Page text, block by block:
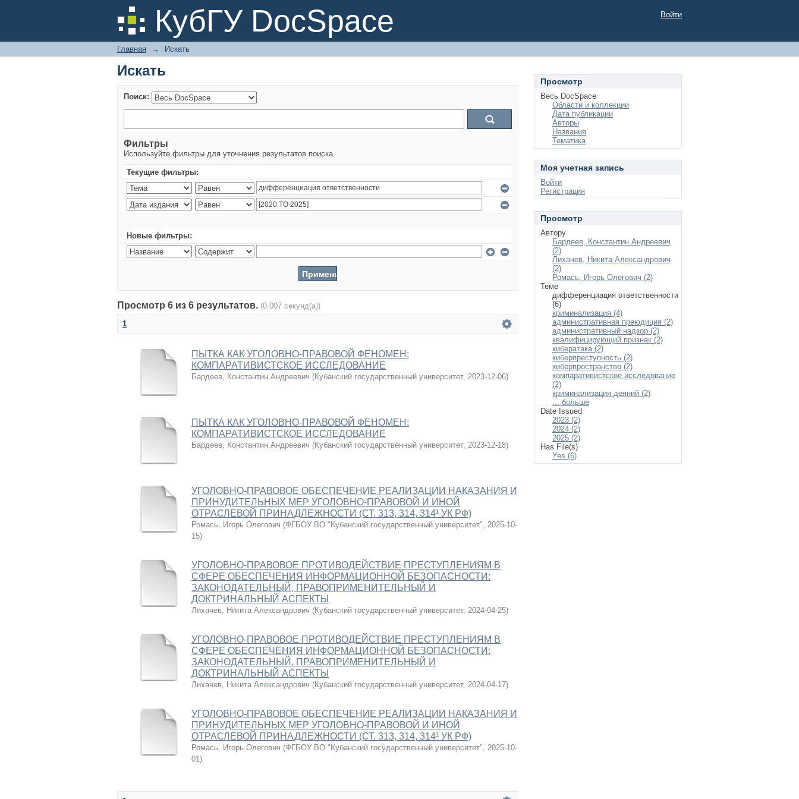
КубГУ DocSpace
Искать Войти
Главная → Искать
Искать
Поиск:
Фильтры
Используйте фильтры для уточнения результатов поиска.
Текущие фильтры:
Новые фильтры:
Просмотр 6 из 6 результатов. (0.007 секунд(а))
1
ПЫТКА КАК УГОЛОВНО-ПРАВОВОЙ ФЕНОМЕН:
КОМПАРАТИВИСТСКОЕ ИССЛЕДОВАНИЕ
Бардеев, Константин Андреевич (Кубанский государственный университет, 2023-12-06)
ПЫТКА КАК УГОЛОВНО-ПРАВОВОЙ ФЕНОМЕН:
КОМПАРАТИВИСТСКОЕ ИССЛЕДОВАНИЕ
Бардеев, Константин Андреевич (Кубанский государственный университет, 2023-12-18)
УГОЛОВНО-ПРАВОВОЕ ОБЕСПЕЧЕНИЕ РЕАЛИЗАЦИИ НАКАЗАНИЯ И
ПРИНУДИТЕЛЬНЫХ МЕР УГОЛОВНО-ПРАВОВОЙ И ИНОЙ
ОТРАСЛЕВОЙ ПРИНАДЛЕЖНОСТИ (СТ. 313, 314, 314¹ УК РФ)
Ромась, Игорь Олегович (ФГБОУ ВО "Кубанский государственный университет", 2025-10-
15)
УГОЛОВНО-ПРАВОВОЕ ПРОТИВОДЕЙСТВИЕ ПРЕСТУПЛЕНИЯМ В
СФЕРЕ ОБЕСПЕЧЕНИЯ ИНФОРМАЦИОННОЙ БЕЗОПАСНОСТИ:
ЗАКОНОДАТЕЛЬНЫЙ, ПРАВОПРИМЕНИТЕЛЬНЫЙ И
ДОКТРИНАЛЬНЫЙ АСПЕКТЫ
Лихачев, Никита Александрович (Кубанский государственный университет, 2024-04-25)
УГОЛОВНО-ПРАВОВОЕ ПРОТИВОДЕЙСТВИЕ ПРЕСТУПЛЕНИЯМ В
СФЕРЕ ОБЕСПЕЧЕНИЯ ИНФОРМАЦИОННОЙ БЕЗОПАСНОСТИ:
ЗАКОНОДАТЕЛЬНЫЙ, ПРАВОПРИМЕНИТЕЛЬНЫЙ И
ДОКТРИНАЛЬНЫЙ АСПЕКТЫ
Лихачев, Никита Александрович (Кубанский государственный университет, 2024-04-17)
УГОЛОВНО-ПРАВОВОЕ ОБЕСПЕЧЕНИЕ РЕАЛИЗАЦИИ НАКАЗАНИЯ И
ПРИНУДИТЕЛЬНЫХ МЕР УГОЛОВНО-ПРАВОВОЙ И ИНОЙ
ОТРАСЛЕВОЙ ПРИНАДЛЕЖНОСТИ (СТ. 313, 314, 314¹ УК РФ)
Ромась, Игорь Олегович (ФГБОУ ВО "Кубанский государственный университет", 2025-10-
01)
Просмотр
Весь DocSpace
Области и коллекции
Дата публикации
Авторы
Названия
Тематика
Моя учетная запись
Войти
Регистрация
Просмотр
Автору
Бардеев, Константин Андреевич
(2)
Лихачев, Никита Александрович
(2)
Ромась, Игорь Олегович (2)
Теме
дифференциация ответственности
(6)
криминализация (4)
административная преюдиция (2)
административный надзор (2)
квалифицирующий признак (2)
кибератака (2)
киберпреступность (2)
киберпространство (2)
компаративистское исследование
(2)
криминализация деяний (2)
... больше
Date Issued
2023 (2)
2024 (2)
2025 (2)
Has File(s)
Yes (6)